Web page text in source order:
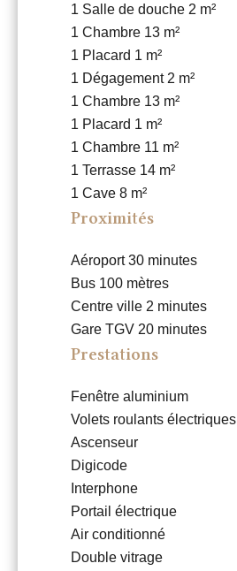
1 Salle de douche 2 m²
1 Chambre 13 m²
1 Placard 1 m²
1 Dégagement 2 m²
1 Chambre 13 m²
1 Placard 1 m²
1 Chambre 11 m²
1 Terrasse 14 m²
1 Cave 8 m²
Proximités
Aéroport30 minutes
Bus 100 mètres
Centre ville 2 minutes
Gare TGV 20 minutes
Prestations
Fenêtre aluminium
Volets roulants électriques
Ascenseur
Digicode
Interphone
Portail électrique
Air conditionné
Double vitrage